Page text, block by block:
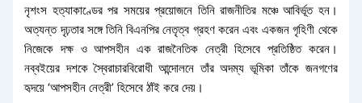
নৃশংস হত্যাকাণ্ডের পর সময়ের প্রয়োজনে তিনি রাজনীতির মঞ্চে আবির্ভূত হন।
অত্যন্ত দৃঢ়তার সঙ্গে তিনি বিএনপির নেতৃত্ব গ্রহণ করেন এবং একজন গৃহিণী থেকে
নিজেকে দক্ষ ও আপসহীন এক রাজনৈতিক নেত্রী হিসেবে প্রতিষ্ঠিত করেন।
নব্বইয়ের দশকে স্বৈরাচারবিরোধী আন্দোলনে তাঁর অদম্য ভূমিকা তাঁকে জনগণের
হৃদয়ে ‘আপসহীন নেত্রী’ হিসেবে ঠাঁই করে দেয়।